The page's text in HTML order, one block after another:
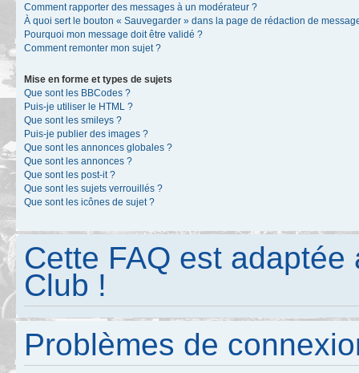
Comment rapporter des messages à un modérateur ?
À quoi sert le bouton « Sauvegarder » dans la page de rédaction de
Pourquoi mon message doit être validé ?
Comment remonter mon sujet ?
Mise en forme et types de sujets
Que sont les BBCodes ?
Puis-je utiliser le HTML ?
Que sont les smileys ?
Puis-je publier des images ?
Que sont les annonces globales ?
Que sont les annonces ?
Que sont les post-it ?
Que sont les sujets verrouillés ?
Que sont les icônes de sujet ?
Cette FAQ est
Club !
Problèmes de